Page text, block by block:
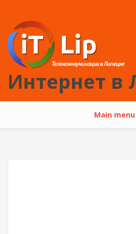
Интернет в
Main menu